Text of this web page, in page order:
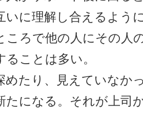
いに理解し合えるよう
ころで他の人にその人
ことは多い。
めたり、見えていなか
たになる。それが上司